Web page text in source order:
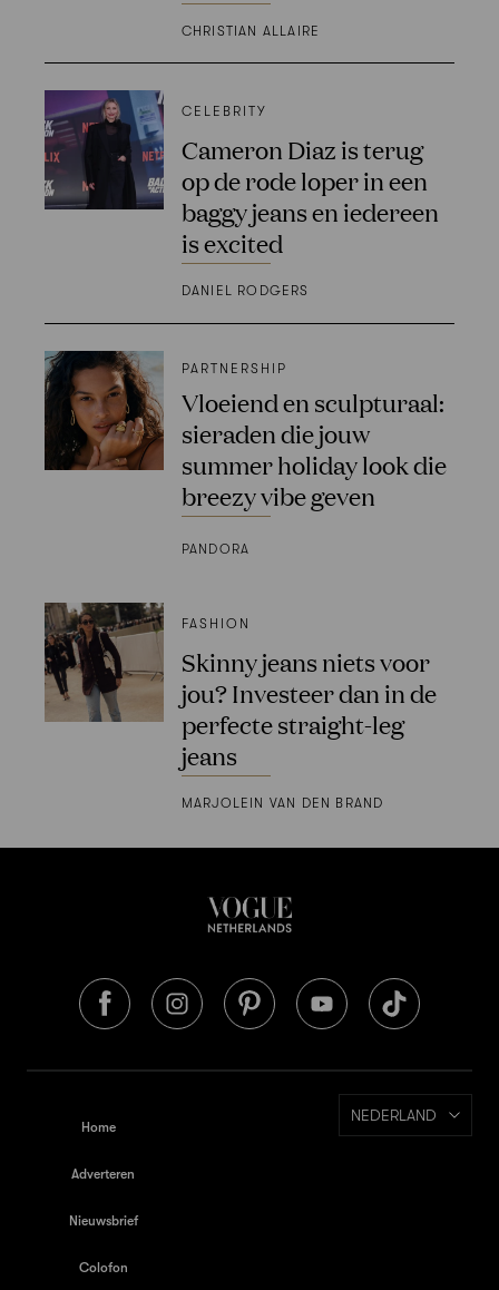
CHRISTIAN ALLAIRE
CELEBRITY
Cameron Diaz is terug
op de rode loper in een ​​
baggy jeans en iedereen
is excited
DANIEL RODGERS
PARTNERSHIP
Vloeiend en sculpturaal:
sieraden die jouw
summer holiday look die
breezy vibe geven
PANDORA
FASHION
Skinny jeans niets voor
jou? Investeer dan in de
perfecte straight-leg
jeans
MARJOLEIN VAN DEN BRAND
Home
Adverteren
Nieuwsbrief
Colofon
NEDERLAND